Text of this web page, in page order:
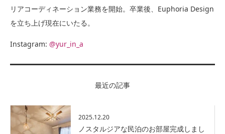
リアコーディネーション業務を開始。卒業後、Euphoria Design
を立ち上げ現在にいたる。
Instagram: @yur_in_a
最近の記事
2025.12.20
ノスタルジアな民泊のお部屋完成しまし